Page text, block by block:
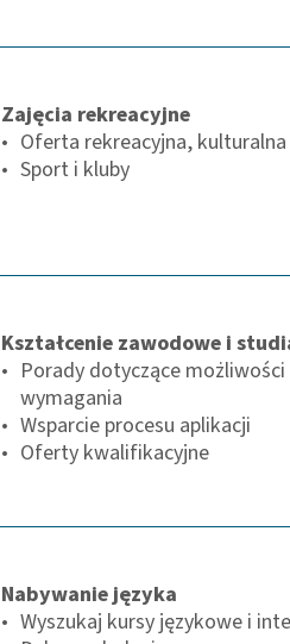
Zajęcia rekreacyjne
Oferta rekreacyjna,
Sport i kluby
Kształcenie zawodowe i
Porady dotyczące
wymagania
Wsparcie procesu aplikacji
Oferty kwalifikacyjne
Nabywanie języka
Wyszukaj kursy językowe i